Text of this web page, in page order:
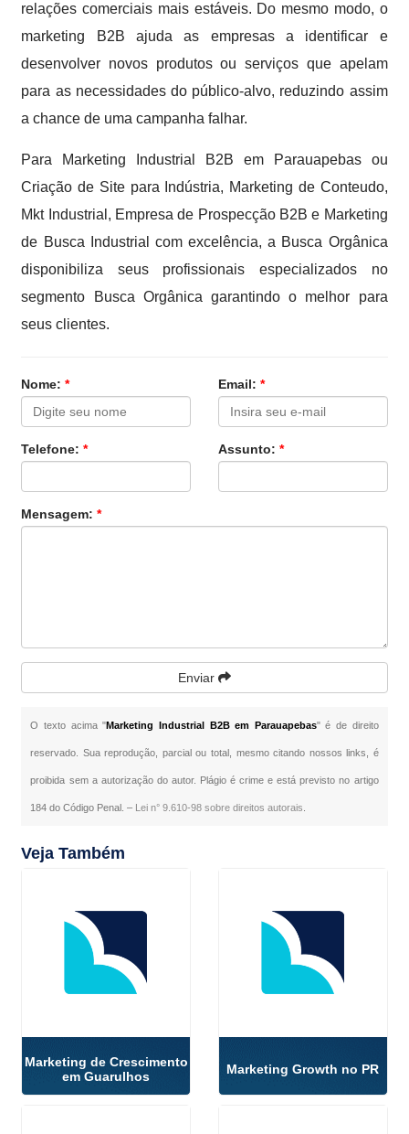
relações comerciais mais estáveis. Do mesmo modo, o
marketing B2B ajuda as empresas a identificar e
desenvolver novos produtos ou serviços que apelam
para as necessidades do público-alvo, reduzindo assim
a chance de uma campanha falhar.
Para Marketing Industrial B2B em Parauapebas ou
Criação de Site para Indústria, Marketing de Conteudo,
Mkt Industrial, Empresa de Prospecção B2B e Marketing
de Busca Industrial com excelência, a Busca Orgânica
disponibiliza seus profissionais especializados no
segmento Busca Orgânica garantindo o melhor para
seus clientes.
Nome:* Email: *
Telefone:* Assunto: *
Mensagem:*
Enviar
O texto acima "Marketing Industrial B2B em Parauapebas" é de direito
reservado. Sua reprodução, parcial ou total, mesmo citando nossos links, é
proibida sem a autorização do autor. Plágio é crime e está previsto no artigo
184 do Código Penal. – Lei n° 9.610-98 sobre direitos autorais
Veja Também
Marketing de Crescimento
em Guarulhos
Marketing Growth no PR